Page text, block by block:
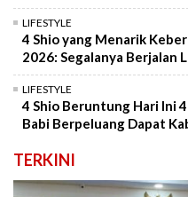
LIFESTYLE
4 Shio yang Menarik
2026: Segalanya Berjalan
LIFESTYLE
4 Shio Beruntung Hari Ini
Babi Berpeluang Dapat
TERKINI